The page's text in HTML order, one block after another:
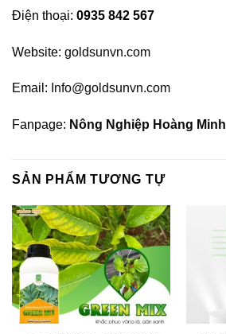
Điện thoại: 0935 842 567
Website: goldsunvn.com
Email: Info@goldsunvn.com
Fanpage: Nông Nghiệp Hoàng Minh
SẢN PHẨM TƯƠNG TỰ